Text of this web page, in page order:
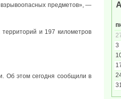
предметов», —
и 197 километров
Об этом сегодня сообщили в
3